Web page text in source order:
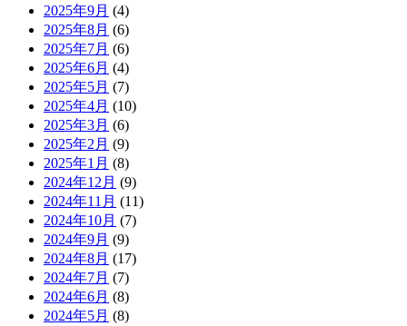
2025年9月 (4)
2025年8月 (6)
2025年7月 (6)
2025年6月 (4)
2025年5月 (7)
2025年4月 (10)
2025年3月 (6)
2025年2月 (9)
2025年1月 (8)
2024年12月 (9)
2024年11月 (11)
2024年10月 (7)
2024年9月 (9)
2024年8月 (17)
2024年7月 (7)
2024年6月 (8)
2024年5月 (8)